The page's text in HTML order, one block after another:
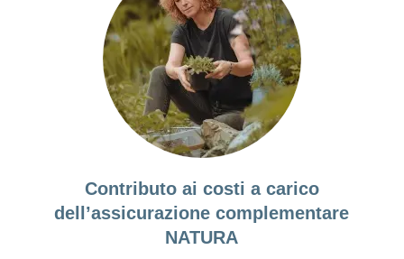
tra le sedute
Possibilità di dare un feedback su
esercizi e contenuti, per una migliore
personalizzazione della terapia
Brevi questionari per la valutazione del
proprio stato (ad es. umore, sonno e
relazione con la o lo specialista)
Costi della versione premium*:
Non esiste una versione a pagamento
Contributo ai costi a carico
dell’assicurazione complementare
NATURA